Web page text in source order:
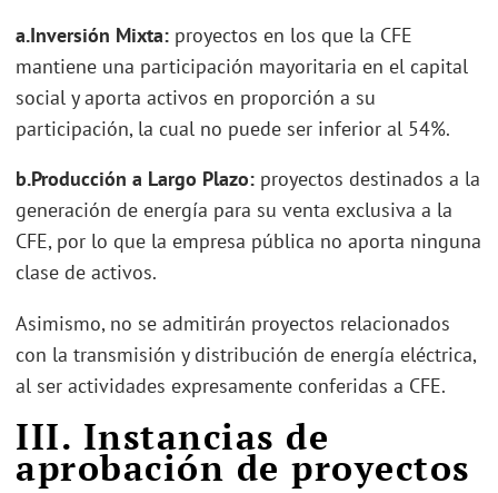
a.Inversión Mixta: proyectos en los que la CFE
mantiene una participación mayoritaria en el capital
social y aporta activos en proporción a su
participación, la cual no puede ser inferior al 54%.
b.Producción a Largo Plazo: proyectos destinados a la
generación de energía para su venta exclusiva a la
CFE, por lo que la empresa pública no aporta ninguna
clase de activos.
Asimismo, no se admitirán proyectos relacionados
con la transmisión y distribución de energía eléctrica,
al ser actividades expresamente conferidas a CFE.
III. Instancias de
aprobación de proyectos